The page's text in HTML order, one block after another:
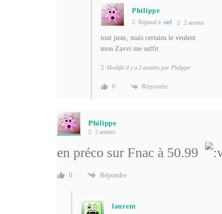
Philippe
Répond à stef 2 années
tout juste, mais certains le veulent
mon Zavvi me suffit
Modifié il y a 2 années par Philippe
0 Répondre
Philippe
2 années
en préco sur Fnac à 50.99
0 Répondre
laurent